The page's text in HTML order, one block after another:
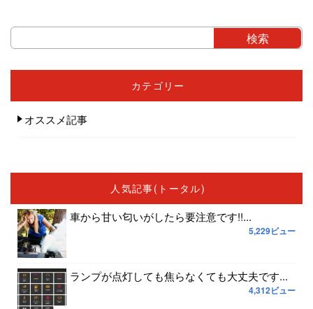
カテゴリー
オススメ記事
人気記事(トータル)
車から甘い匂いがしたら要注意です!!...
5,229ビュー
ランプが点灯しても焦らなくても大丈夫です...
4,312ビュー